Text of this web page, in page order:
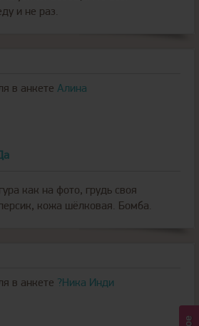
и не раз.
в анкете Алина
как на фото, грудь своя
кожа шёлковая. Бомба.
в анкете ?Ника Инди